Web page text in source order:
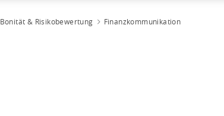
Bonität & Risikobewertung Finanzkommunikation